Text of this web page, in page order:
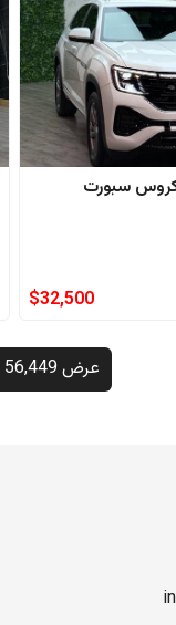
سبورت
$32,500
عرض 56,449 إضافية